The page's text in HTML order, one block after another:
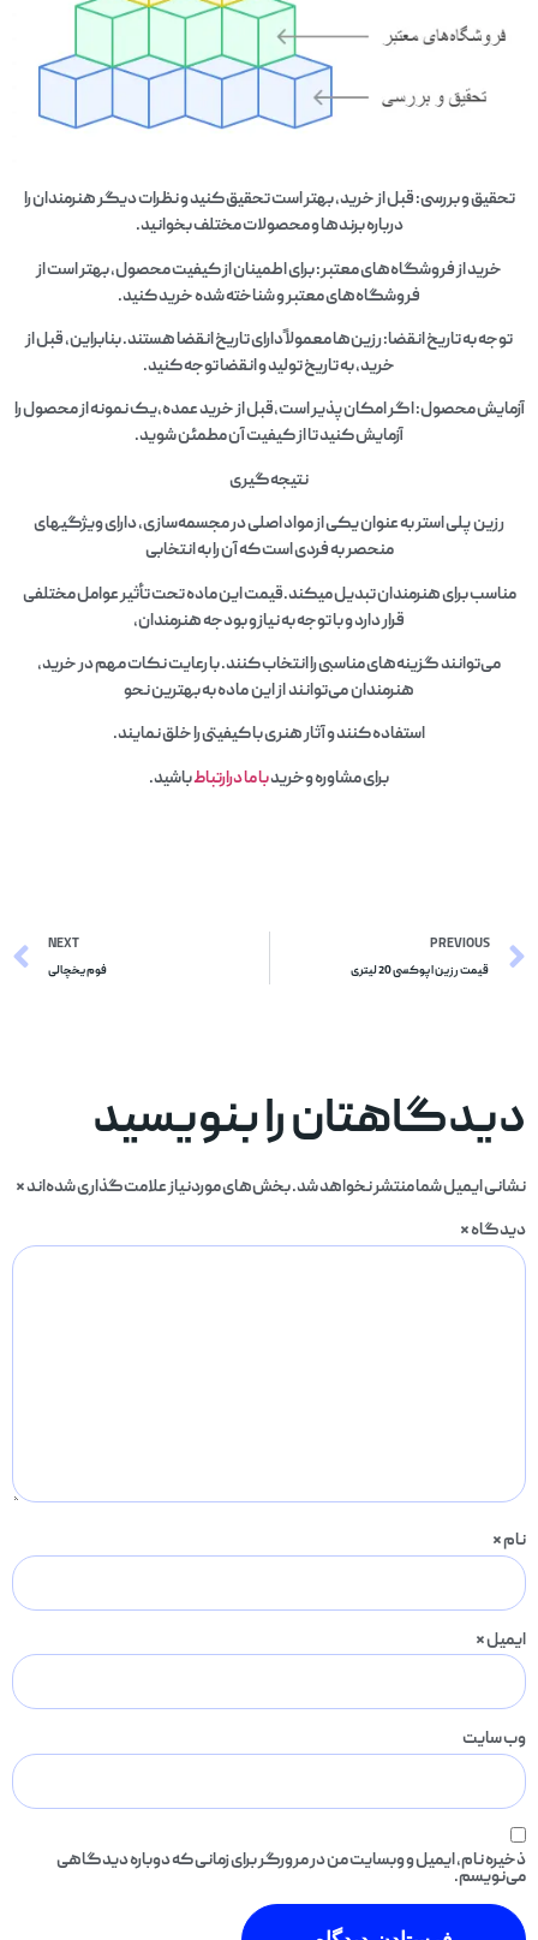
تحقیق و بررسی: قبل از خرید، بهتر است تحقیق کنید و نظرات دیگر هنرمندان را
درباره برندها و محصولات مختلف بخوانید.
خرید از فروشگاه‌های معتبر: برای اطمینان از کیفیت محصول، بهتر است از
فروشگاه‌های معتبر و شناخته شده خرید کنید.
توجه به تاریخ انقضا: رزین‌ها معمولاً دارای تاریخ انقضا هستند. بنابراین، قبل از
خرید، به تاریخ تولید و انقضا توجه کنید.
آزمایش محصول: اگر امکان‌پذیر است،قبل از خرید عمده،یک نمونه از محصول را
آزمایش کنید تا از کیفیت آن مطمئن شوید.
نتیجه‌گیری
رزین پلی استر به عنوان یکی از مواد اصلی در مجسمه‌سازی، دارای ویژگیهای
منحصر به فردی است که آن را به انتخابی
مناسب برای هنرمندان تبدیل میکند.قیمت این ماده تحت تأثیر عوامل مختلفی
قرار دارد و با توجه به نیازو بودجه هنرمندان،
می‌توانند گزینه‌های مناسبی را انتخاب کنند. با رعایت نکات مهم در خرید،
هنرمندان می‌توانند از این ماده به بهترین نحو
استفاده کنند و آثار هنری با کیفیتی را خلق نمایند.
برای مشاوره وخریدبا ما درارتباطباشید.
PREVIOUS
قیمت رزین اپوکسی 20 لیتری
NEXT
فوم یخچالی
دیدگاهتان را بنویسید
نشانی ایمیل شما منتشر نخواهد شد.بخش‌های موردنیاز علامت‌گذاری شده‌اند*
دیدگاه*
نام*
ایمیل*
وب‌ سایت
ذخیره نام، ایمیل و وبسایت من در مرورگر برای زمانی که دوباره دیدگاهی
می‌نویسم.